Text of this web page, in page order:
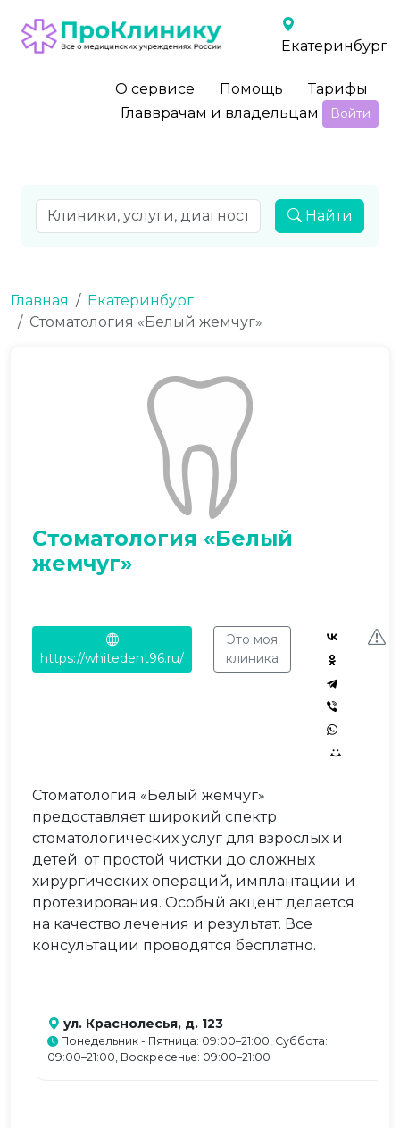
Екатеринбург
О сервисе Помощь
Тарифы
Главврачам и владельцам
Войти
Найти
Главная
Екатеринбург
Стоматология «Белый жемчуг»
Стоматология «Белый
жемчуг»
https://whitedent96.ru/
Это моя
клиника
Стоматология «Белый жемчуг»
предоставляет широкий спектр
стоматологических услуг для взрослых и
детей: от простой чистки до сложных
хирургических операций, имплантации и
протезирования. Особый акцент делается
на качество лечения и результат. Все
консультации проводятся бесплатно.
ул. Краснолесья, д. 123
Понедельник - Пятница: 09:00–21:00, Суббота:
09:00–21:00, Воскресенье: 09:00–21:00